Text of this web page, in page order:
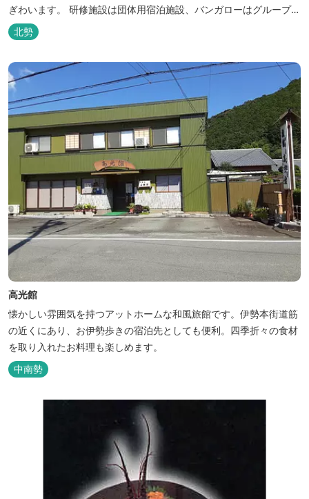
ぎわいます。 研修施設は団体用宿泊施設、バンガローはグループ・
家族連れ用宿泊施設として、ハイキングやキャンプの拠点として最
適です。
北勢
高光館
懐かしい雰囲気を持つアットホームな和風旅館です。伊勢本街道筋
の近くにあり、お伊勢歩きの宿泊先としても便利。四季折々の食材
を取り入れたお料理も楽しめます。
中南勢